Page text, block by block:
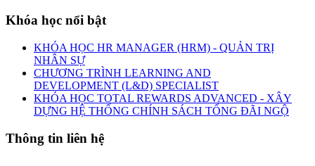
Khóa học nổi bật
KHÓA HỌC HR MANAGER (HRM) - QUẢN TRỊ
NHÂN SỰ
CHƯƠNG TRÌNH LEARNING AND
DEVELOPMENT (L&D) SPECIALIST
KHÓA HỌC TOTAL REWARDS ADVANCED - XÂY
DỰNG HỆ THỐNG CHÍNH SÁCH TỔNG ĐÃI NGỘ
Thông tin liên hệ